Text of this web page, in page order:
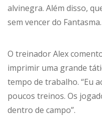
alvinegra. Além disso,
sem vencer do Fantasma.
O treinador Alex
imprimir uma grande
tempo de trabalho. “Eu
poucos treinos. Os
dentro de campo”.